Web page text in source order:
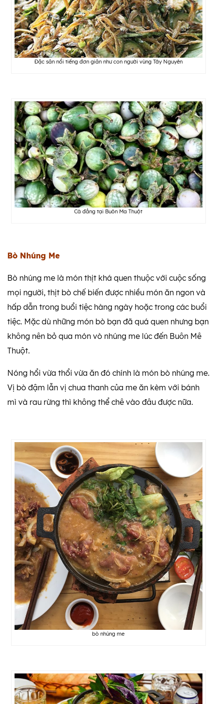
Đặc sản nổi tiếng đơn giản như con người vùng Tây Nguyên
Cà đắng tại Buôn Ma Thuột
Bò Nhúng Me
Bò nhúng me là món thịt khá quen thuộc với cuộc sống
mọi người, thịt bò chế biến được nhiều món ăn ngon và
hấp dẫn trong buổi tiệc hàng ngày hoặc trong các buổi
tiệc. Mặc dù những món bò bạn đã quá quen nhưng bạn
không nên bỏ qua món vò nhúng me lúc đến Buôn Mê
Thuột.
Nóng hổi vừa thổi vừa ăn đó chính là món bò nhúng me.
Vị bò đậm lẫn vị chua thanh của me ăn kèm với bánh
mì và rau rừng thì không thể chê vào đâu được nữa.
bò nhúng me